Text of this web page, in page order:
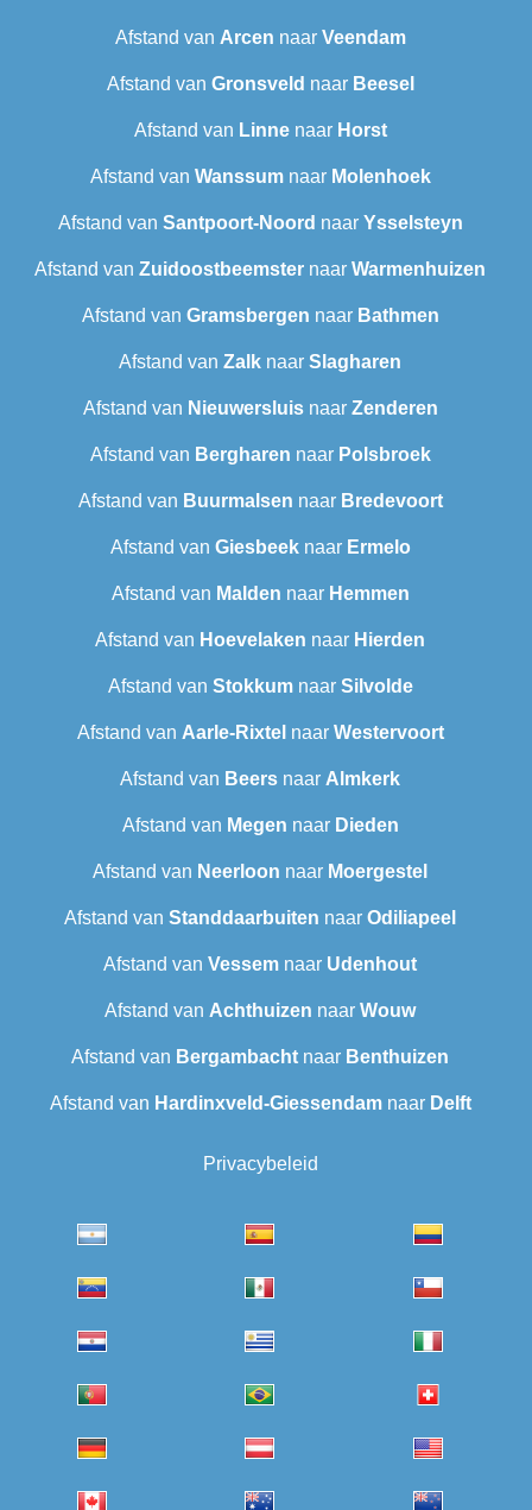
Afstand van Arcen naar Veendam
Afstand van Gronsveld naar Beesel
Afstand van Linnenaar Horst
Afstand van Wanssumnaar Molenhoek
Afstand van Santpoort-Noord naar Ysselsteyn
Afstand van Zuidoostbeemster naar Warmenhuizen
Afstand van Gramsbergen naar Bathmen
Afstand van Zalk naar Slagharen
Afstand van Nieuwersluisnaar Zenderen
Afstand van Bergharen naar Polsbroek
Afstand van Buurmalsen naar Bredevoort
Afstand van Giesbeeknaar Ermelo
Afstand van Malden naar Hemmen
Afstand van Hoevelaken naar Hierden
Afstand van Stokkumnaar Silvolde
Afstand van Aarle-Rixtel naar Westervoort
Afstand van Beers naar Almkerk
Afstand van Megen naar Dieden
Afstand van Neerloon naar Moergestel
Afstand van Standdaarbuiten naar Odiliapeel
Afstand van Vessem naar Udenhout
Afstand van Achthuizen naar Wouw
Afstand van Bergambacht naar Benthuizen
Afstand van Hardinxveld-Giessendamnaar Delft
Privacybeleid